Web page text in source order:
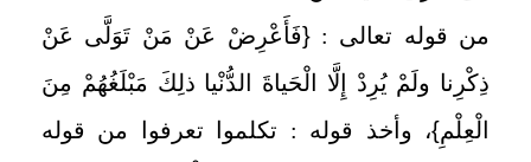
من قوله تعالى :{فَأَعْرِضْ عَنْ مَنْ تَوَلَّى عَنْ
ذِكْرِنا ولَمْ يُرِدْ إِلَّا الْحَياةَ الدُّنْيا ذلِكَ مَبْلَغُهُمْ مِنَ
الْعِلْمِ}، وأخذ قوله : تكلموا تعرفوا من قوله